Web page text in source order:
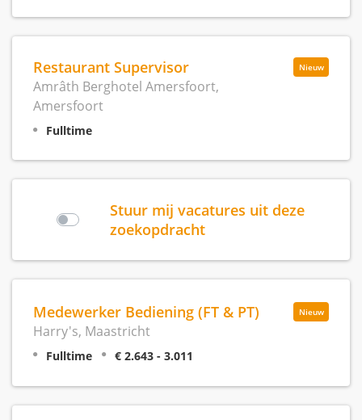
Nieuw
Restaurant Supervisor
Amrâth Berghotel Amersfoort,
Amersfoort
Fulltime
Stuur mij vacatures uit deze
zoekopdracht
Nieuw
Medewerker Bediening (FT & PT)
Harry's, Maastricht
Fulltime € 2.643 - 3.011